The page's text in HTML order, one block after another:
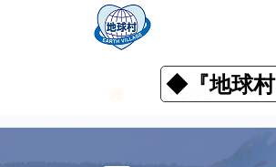
◆『地球
お知らせ イ